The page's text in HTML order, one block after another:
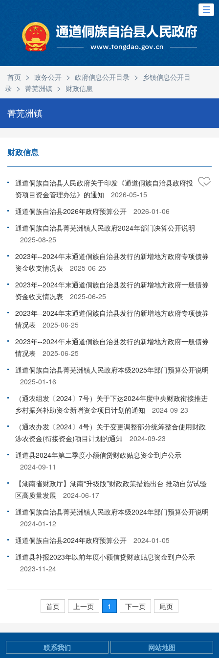
首页 > 政务公开 > 政府信息公开目录 >
乡镇信息公开目
录 > 菁芜洲镇 > 财政信息
菁芜洲镇
财政信息
通道侗族自治县人民政府关于印发《通道侗族自治县政府投
资项目资金管理办法》的通知
2026-05-15
通道侗族自治县2026年政府预算公开
2026-01-06
通道侗族自治县菁芜洲镇人民政府2024年部门决算公开说明
2025-08-25
2023年--2024年末通道侗族自治县发行的新增地方政府专项债券
资金收支情况表
2025-06-25
2023年--2024年末通道侗族自治县发行的新增地方政府一般债券
资金收支情况表
2025-06-25
2023年--2024年末通道侗族自治县发行的新增地方政府专项债券
情况表
2025-06-25
2023年--2024年末通道侗族自治县发行的新增地方政府一般债券
情况表
2025-06-25
通道侗族自治县菁芜洲镇人民政府本级2025年部门预算公开说明
2025-01-16
（通农组发〔2024〕7号）关于下达2024年度中央财政衔接推进
乡村振兴补助资金新增资金项目计划的通知
2024-09-23
（通农办发〔2024〕4号）关于变更调整部分统筹整合使用财政
涉农资金(衔接资金)项目计划的通知
2024-09-23
通道县2024年第二季度小额信贷财政贴息资金到户公示
2024-09-11
【湖南省财政厅】湖南“升级版”财政政策措施出台 推动自贸试验
区高质量发展
2024-06-17
通道侗族自治县菁芜洲镇人民政府本级2024年部门预算公开说明
2024-01-12
通道侗族自治县2024年政府预算公开
2024-01-05
通道县补报2023年以前年度小额信贷财政贴息资金到户公示
2023-11-24
首页 上一页 1 下一页 尾页
联系我们 网站地图